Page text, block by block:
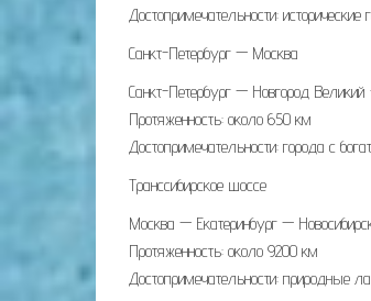
Достопримечательности:
Санкт-Петербург — Москва
Санкт-Петербург — Новгород
Протяженность: около 650 км
Достопримечательности: города с
Транссибирское шоссе
Москва — Екатеринбург —
Протяженность: около 9200 км
Достопримечательности: природные